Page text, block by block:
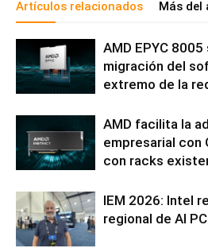
Artículos relacionados Más del
AMD EPYC
migración del
extremo de la
AMD facilita la
empresarial con
con racks
IEM 2026: Intel
regional de AI